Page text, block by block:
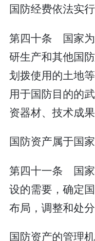
国防经费依法实行
第四十条 国家
研生产和其他国
划拨使用的土地
用于国防目的的
资器材、技术成
国防资产属于国家
第四十一条 国家
设的需要，确定
布局，调整和处分
国防资产的管理